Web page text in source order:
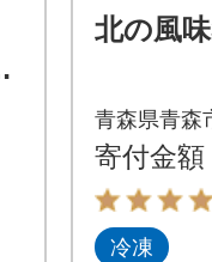
北の風
青森県青森
寄付金額
冷凍